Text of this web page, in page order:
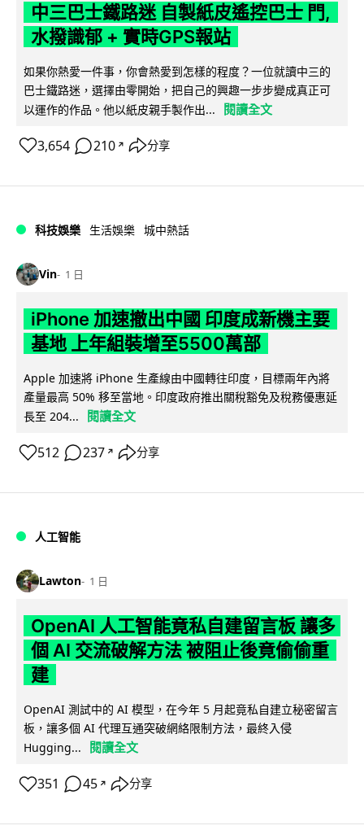
中三巴士鐵路迷 自製紙皮遙控巴士 門,
水撥識郁 + 實時GPS報站
如果你熱愛一件事，你會熱愛到怎樣的程度？一位就讀中三的
巴士鐵路迷，選擇由零開始，把自己的興趣一步步變成真正可
以運作的作品。他以紙皮親手製作出...
閱讀全文
3,654 210 ↗ 分享
科技娛樂 生活娛樂 城中熱話
Vin 1 日
iPhone 加速撤出中國 印度成新機主要
基地 上年組裝增至5500萬部
Apple 加速將 iPhone 生產線由中國轉往印度，目標兩年內將
產量最高 50% 移至當地。印度政府推出關稅豁免及稅務優惠延
長至 204...
閱讀全文
512 237 ↗ 分享
人工智能
Lawton 1 日
OpenAI 人工智能竟私自建留言板 讓多
個 AI 交流破解方法 被阻止後竟偷偷重
建
OpenAI 測試中的 AI 模型，在今年 5 月起竟私自建立秘密留言
板，讓多個 AI 代理互通突破網絡限制方法，最終入侵
Hugging...
閱讀全文
351 45 ↗ 分享